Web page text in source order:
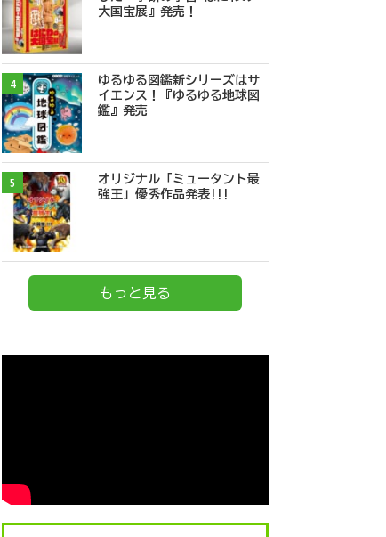
大国宝展』発売！
4
ゆるゆる図鑑新シリーズはサ
イエンス！『ゆるゆる地球図
鑑』発売
5
オリジナル「ミュータント最
強王」優秀作品発表!!!
もっと見る